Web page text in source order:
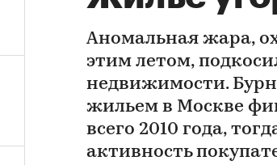
Аномальная жара,
этим летом,
недвижимости.
жильем в Москве
всего 2010 года,
активность